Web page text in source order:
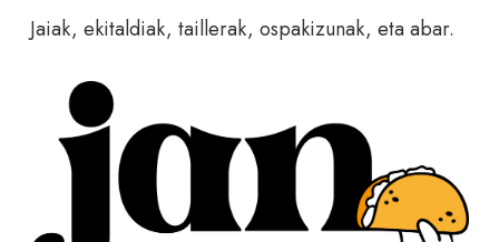
Jaiak, ekitaldiak, taillerak, ospakizunak, eta abar.